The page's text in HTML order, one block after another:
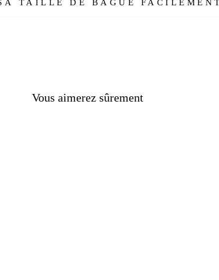
TAILLE DE BAGUE
Vous aimerez sûrement